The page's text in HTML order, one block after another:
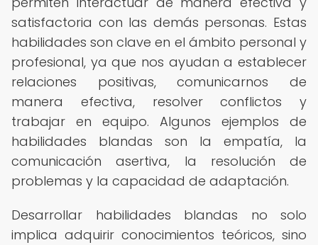
satisfactoria con las demás personas. Estas
habilidades son clave en el ámbito personal y
profesional, ya que nos ayudan a establecer
relaciones positivas, comunicarnos de
manera efectiva, resolver conflictos y
trabajar en equipo. Algunos ejemplos de
habilidades blandas son la empatía, la
comunicación asertiva, la resolución de
problemas y la capacidad de adaptación.
Desarrollar habilidades blandas no solo
implica adquirir conocimientos teóricos, sino